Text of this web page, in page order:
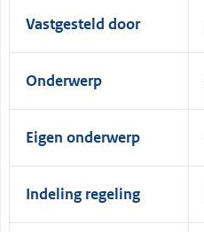
Vastgesteld door
Onderwerp
Eigen onderwerp
Indeling regeling